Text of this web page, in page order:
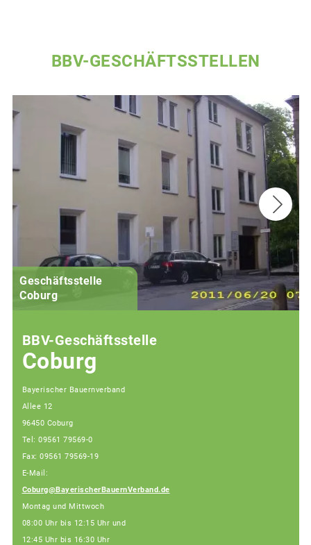
BBV-GESCHÄFTSSTELLEN
Geschäftsstelle
Coburg
BBV-Geschäftsstelle
Coburg
Bayerischer Bauernverband
Allee 12
96450 Coburg
Tel: 09561 79569-0
Fax: 09561 79569-19
E-Mail:
Coburg@BayerischerBauernVerband.de
Montag und Mittwoch
08:00 Uhr bis 12:15 Uhr und
12:45 Uhr bis 16:30 Uhr